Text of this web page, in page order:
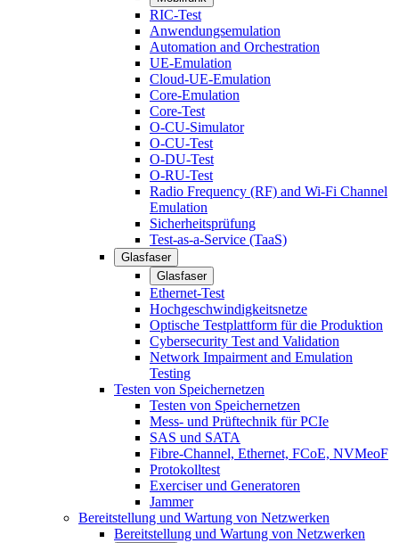
RIC-Test
Anwendungsemulation
Automation and Orchestration
UE-Emulation
Cloud-UE-Emulation
Core-Emulation
Core-Test
O-CU-Simulator
O-CU-Test
O-DU-Test
O-RU-Test
Radio Frequency (RF) and Wi-Fi Channel
Emulation
Sicherheitsprüfung
Test-as-a-Service (TaaS)
Glasfaser
Glasfaser
Ethernet-Test
Hochgeschwindigkeitsnetze
Optische Testplattform für die Produktion
Cybersecurity Test and Validation
Network Impairment and Emulation
Testing
Testen von Speichernetzen
Testen von Speichernetzen
Mess- und Prüftechnik für PCIe
SAS und SATA
Fibre-Channel, Ethernet, FCoE, NVMeoF
Protokolltest
Exerciser und Generatoren
Jammer
Bereitstellung und Wartung von Netzwerken
Bereitstellung und Wartung von Netzwerken